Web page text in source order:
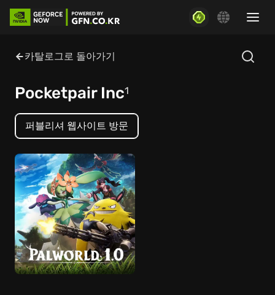
카탈로그로 돌아가기
Pocketpair Inc1
퍼블리셔 웹사이트 방문